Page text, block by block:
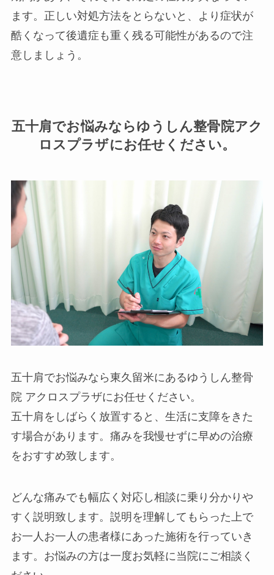
ます。正しい対処方法をとらないと、より症状が
酷くなって後遺症も重く残る可能性があるので注
意しましょう。
五十肩でお悩みならゆうしん整骨院アク
ロスプラザにお任せください。
五十肩でお悩みなら東久留米にあるゆうしん整骨
院 アクロスプラザにお任せください。
五十肩をしばらく放置すると、生活に支障をきた
す場合があります。痛みを我慢せずに早めの治療
をおすすめ致します。
どんな痛みでも幅広く対応し相談に乗り分かりや
すく説明致します。説明を理解してもらった上で
お一人お一人の患者様にあった施術を行っていき
ます。お悩みの方は一度お気軽に当院にご相談く